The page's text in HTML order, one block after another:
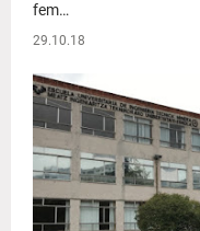
fem…
29.10.18